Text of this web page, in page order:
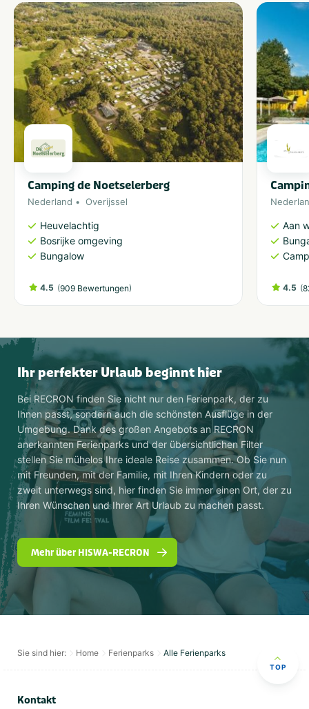
Camping de Noetselerberg
Nederland Overijssel
Heuvelachtig
Bosrijke omgeving
Bungalow
4.5 (909 Bewertungen)
Aan
4.5 (
Ihr perfekter Urlaub beginnt hier
Bei RECRON finden Sie nicht nur den Ferienpark, der zu
Ihnen passt, sondern auch die schönsten Ausflüge in der
Umgebung. Dank des großen Angebots an RECRON
anerkannten Ferienparks und der übersichtlichen Filter
stellen Sie mühelos Ihre ideale Reise zusammen. Ob Sie nun
mit Freunden, mit der Familie, mit Ihren Kindern oder zu
zweit unterwegs sind, hier finden Sie immer einen Ort, der zu
Ihren Wünschen und Ihrer Art Urlaub zu machen passt.
Mehr über HISWA-RECRON
Sie sind hier: Home Ferienparks Alle Ferienparks
TOP
Kontakt